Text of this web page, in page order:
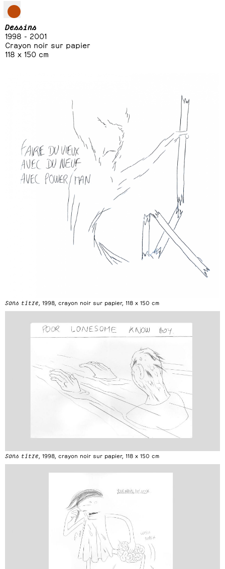
Dessins
1998 - 2001
Crayon noir sur papier
118 x 150 cm
Sans titre, 1998, crayon noir sur papier, 118 x 150 cm
Sans titre , 1998, crayon noir sur papier, 118 x 150 cm